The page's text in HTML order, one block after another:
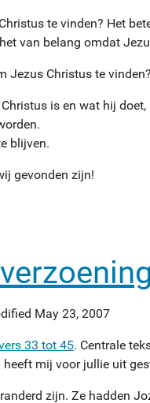
te vinden? Het
van belang omdat
Jezus Christus te vinden?
is en wat hij
blijven.
gevonden zijn!
May 23, 2007
33 tot 45. Centrale
mij voor jullie uit
zijn. Ze hadden